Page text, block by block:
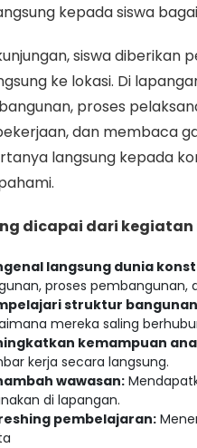
kepada siswa
siswa
ke lokasi. Di
proses
dan membaca
langsung kepada
dicapai dari
langsung dunia
proses pembangunan,
struktur
mereka saling
kemampuan
kerja secara langsung.
wawasan:
di lapangan.
pembelajaran: